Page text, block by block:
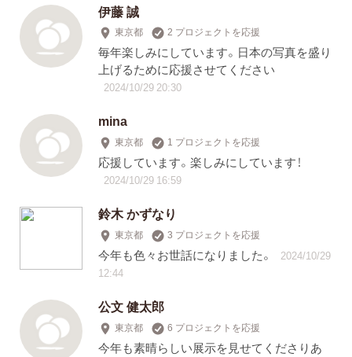
伊藤 誠
東京都 2 プロジェクトを応援
毎年楽しみにしています。日本の写真を盛り
上げるために応援させてください
2024/10/29 20:30
mina
東京都 1 プロジェクトを応援
応援しています。楽しみにしています！
2024/10/29 16:59
鈴木 かずなり
東京都 3 プロジェクトを応援
今年も色々お世話になりました。
2024/10/29
12:44
公文 健太郎
東京都 6 プロジェクトを応援
今年も素晴らしい展示を見せてくださりあ